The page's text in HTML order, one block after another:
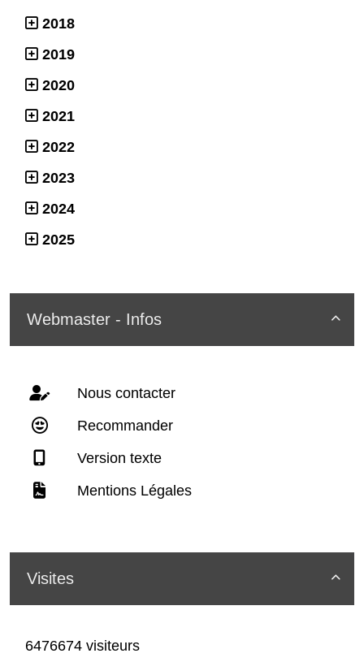
2018
2019
2020
2021
2022
2023
2024
2025

Webmaster - Infos
Nous contacter
Recommander
Version texte
Mentions Légales

Visites
6476674 visiteurs